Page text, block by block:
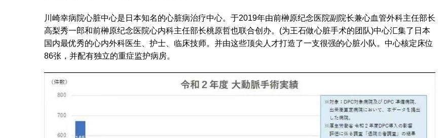
川崎幸病院心脏中心是日本知名的心脏病治疗中心。于2019年由前榊原纪念医院副院长兼心血管外科主任部长
高梨秀一郎和前榊原纪念医院心内科主任部长桃原哲也联合创办。(为王石做心脏手术的团队)中心汇集了日本
国内最优秀的心内外科医生、护士、临床技师。并由这些顶尖人才打造了一支很强的心脏小队。中心核定床位
86张，并配有独立的重症监护病房。